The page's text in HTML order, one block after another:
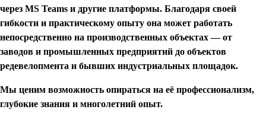
через MS Teams и другие платформы. Благодаря своей
гибкости и практическому опыту она может работать
непосредственно на производственных объектах — от
заводов и промышленных предприятий до объектов
редевелопмента и бывших индустриальных площадок.
Мы ценим возможность опираться на её профессионализм,
глубокие знания и многолетний опыт.